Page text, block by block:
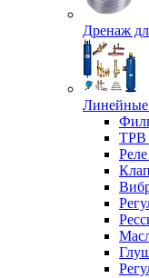
Дренаж
Линейные
ТРВ